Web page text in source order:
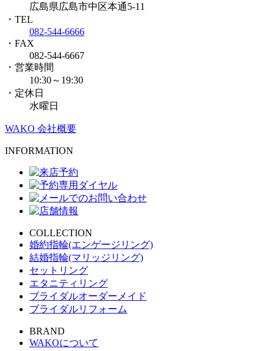
広島県広島市中区本通5-11
・TEL
082-544-6666
・FAX
082-544-6667
・営業時間
10:30～19:30
・定休日
水曜日
WAKO 会社概要
INFORMATION
COLLECTION
婚約指輪(エンゲージリング)
結婚指輪(マリッジリング)
セットリング
エタニティリング
ブライダルオーダーメイド
ブライダルリフォーム
BRAND
WAKOについて